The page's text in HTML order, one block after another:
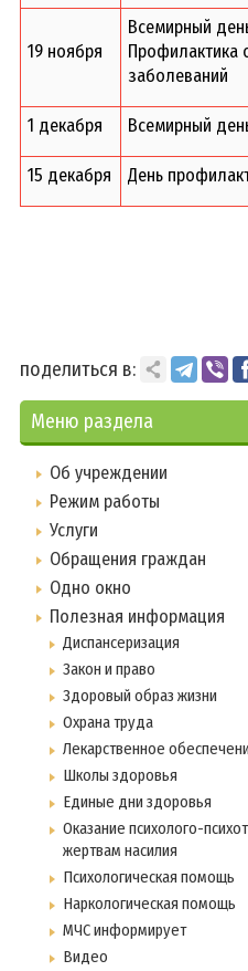
19 ноября
Всемирный
Профилактика
заболеваний
1 декабря Всемирный
15 декабря День
поделиться в:
Меню раздела
Об учреждении
Режим работы
Услуги
Обращения граждан
Одно окно
Полезная информация
Диспансеризация
Закон и право
Здоровый образ жизни
Охрана труда
Лекарственное
Школы здоровья
Единые дни здоровья
Оказание психолого-
жертвам насилия
Психологическая помощь
Наркологическая помощь
МЧС информирует
Видео